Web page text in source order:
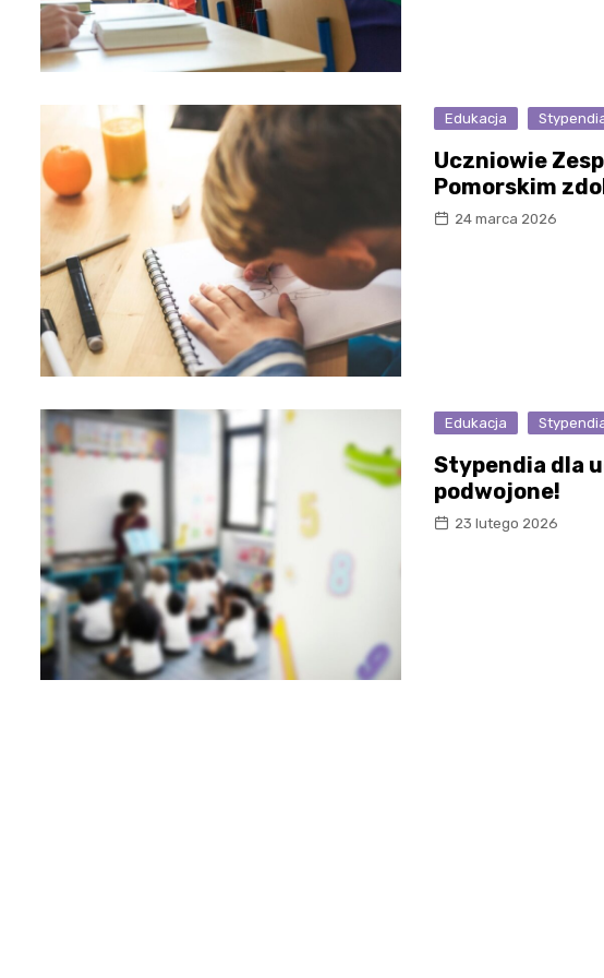
Edukacja
Uczniowie
Pomorskim
24 marca 2026
Edukacja
Stypendia dla
podwojone!
23 lutego 2026